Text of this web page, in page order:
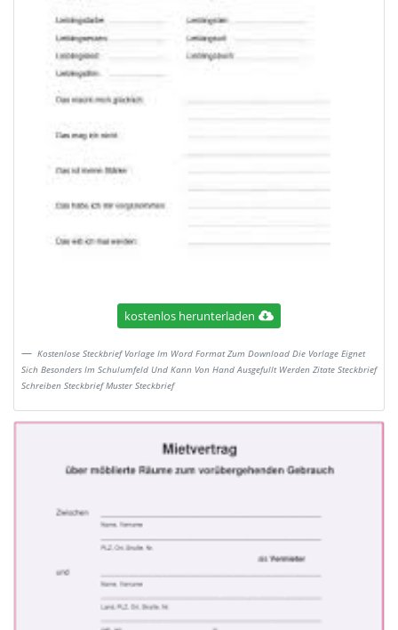
kostenlos herunterladen
Kostenlose Steckbrief Vorlage Im Word Format Zum Download Die Vorlage Eignet
Sich Besonders Im Schulumfeld Und Kann Von Hand Ausgefullt Werden Zitate Steckbrief
Schreiben Steckbrief Muster Steckbrief